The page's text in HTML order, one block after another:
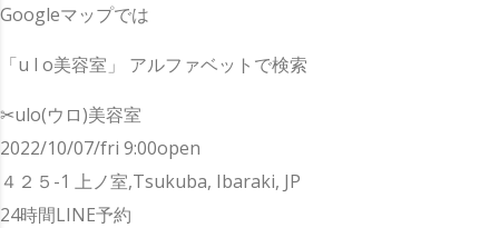
Googleマップでは
「u l o美容室」 アルファベットで検索
✂︎ulo(ウロ)美容室
2022/10/07/fri 9:00open
４２５-1 上ノ室,Tsukuba, Ibaraki, JP
24時間LINE予約